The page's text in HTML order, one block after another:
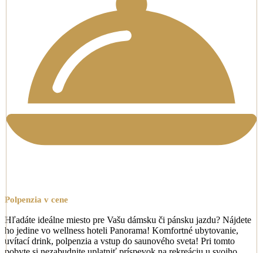
Polpenzia v cene
Hľadáte ideálne miesto pre Vašu dámsku či pánsku jazdu? Nájdete
ho jedine vo wellness hoteli Panorama! Komfortné ubytovanie,
uvítací drink, polpenzia a vstup do saunového sveta! Pri tomto